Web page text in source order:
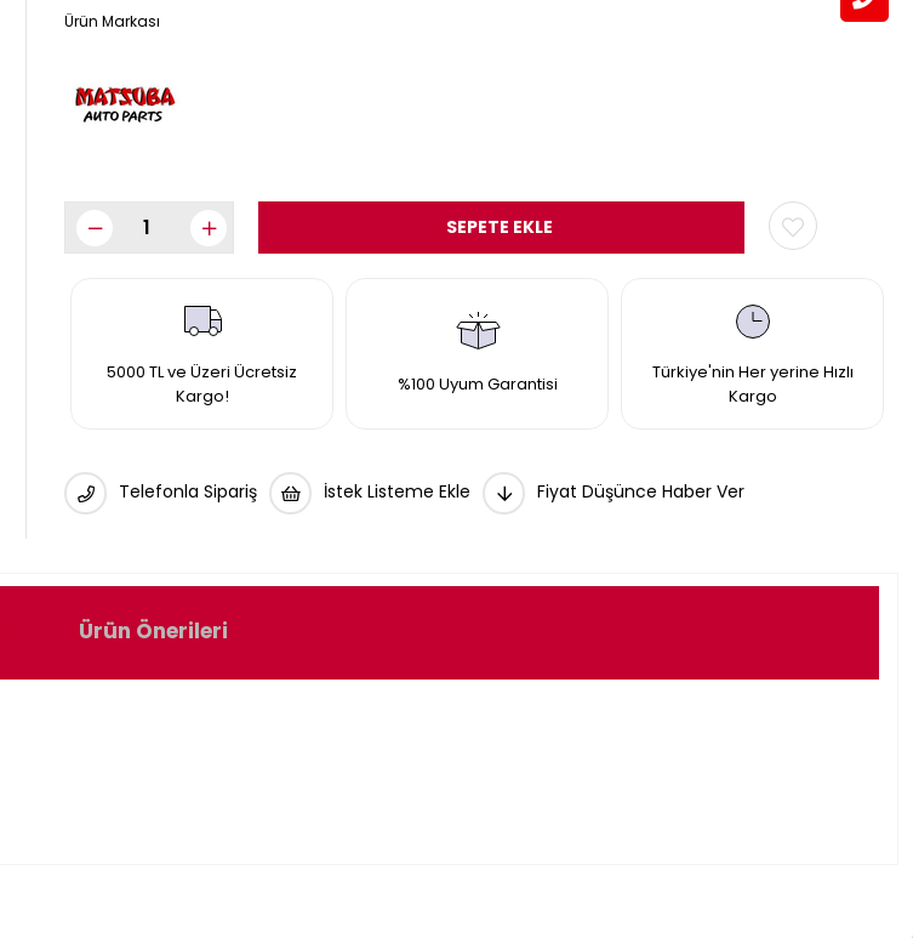
5000 TL ve Üzeri Ücretsiz
Kargo!
%100 Uyum Garantisi
Türkiye'nin Her yerine Hızlı
Kargo
Telefonla Sipariş İstek Listeme Ekle Fiyat Düşünce Haber Ver
Ürün Önerileri